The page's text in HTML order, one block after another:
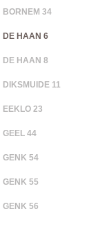
BORNEM 34
DE HAAN 6
DE HAAN 8
DIKSMUIDE 11
EEKLO 23
GEEL 44
GENK 54
GENK 55
GENK 56